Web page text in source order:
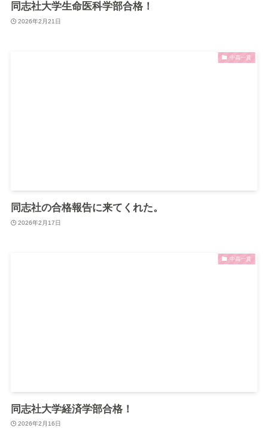
同志社大学生命医科学部合格！
2026年2月21日
中高一貫
同志社の合格報告に来てくれた。
2026年2月17日
中高一貫
同志社大学経済学部合格！
2026年2月16日